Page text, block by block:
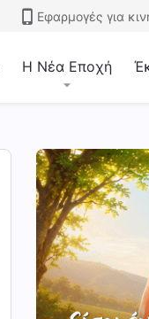
Εφαρμογές για
Η Νέα Εποχή